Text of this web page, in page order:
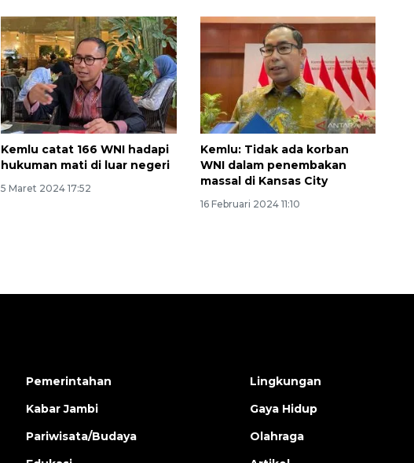
Kemlu catat 166 WNI hadapi
hukuman mati di luar negeri
5 Maret 2024 17:52
Kemlu: Tidak ada korban
WNI dalam penembakan
massal di Kansas City
16 Februari 2024 11:10
Pemerintahan
Kabar Jambi
Pariwisata/Budaya
Lingkungan
Gaya Hidup
Olahraga